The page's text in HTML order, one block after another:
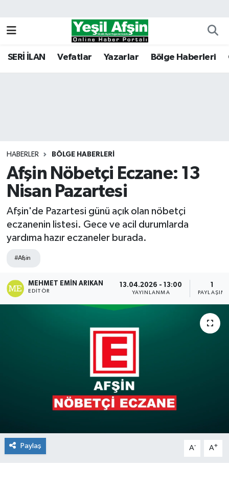
SERİ İLAN Vefatlar Yazarlar Bölge Haberleri
HABERLER BÖLGE HABERLERI
Afşin Nöbetçi Eczane: 13
Nisan Pazartesi
Afşin'de Pazartesi günü açık olan nöbetçi
eczanenin listesi. Gece ve acil durumlarda
yardıma hazır eczaneler burada.
#Afşin
MEHMET EMIN ARIKAN
EDITÖR
13.04.2026 - 13:00
YAYINLANMA
1
PAYLAŞIM
Paylaş A- A+
Kahramanmaraş Nöbetçi Eczaneler
Tüm Manşetler
Son Dakika Haberleri
Haber Arşivi